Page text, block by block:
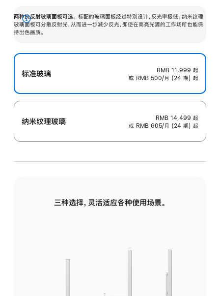
两种抗反射玻璃面板可选。 标配的玻璃面板经过特别设计，反光率极低。纳米纹理
玻璃面板可分散反射光，从而进一步减少反光，即使在高亮光源的工作场所也能保
持出色画质。
展
开
标准玻璃 RMB 11,999 起
或 RMB 500/月 (24 期) 起
纳米纹理玻璃 RMB 14,499 起
或 RMB 605/月 (24 期) 起
三种选择，灵活适应各种使用场景。